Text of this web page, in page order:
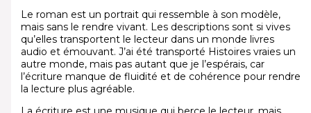
Le roman est un portrait qui ressemble à son modèle,
mais sans le rendre vivant. Les descriptions sont si vives
qu’elles transportent le lecteur dans un monde livres
audio et émouvant. J’ai été transporté Histoires vraies un
autre monde, mais pas autant que je l’espérais, car
l’écriture manque de fluidité et de cohérence pour rendre
la lecture plus agréable.